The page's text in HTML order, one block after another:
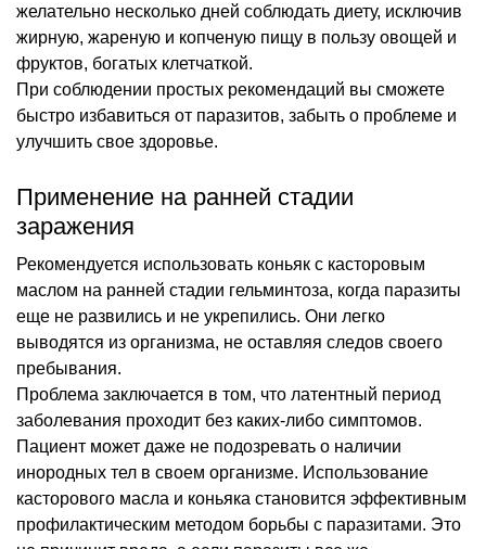
желательно несколько дней соблюдать диету, исключив
жирную, жареную и копченую пищу в пользу овощей и
фруктов, богатых клетчаткой.
При соблюдении простых рекомендаций вы сможете
быстро избавиться от паразитов, забыть о проблеме и
улучшить свое здоровье.
Применение на ранней стадии
заражения
Рекомендуется использовать коньяк с касторовым
маслом на ранней стадии гельминтоза, когда паразиты
еще не развились и не укрепились. Они легко
выводятся из организма, не оставляя следов своего
пребывания.
Проблема заключается в том, что латентный период
заболевания проходит без каких-либо симптомов.
Пациент может даже не подозревать о наличии
инородных тел в своем организме. Использование
касторового масла и коньяка становится эффективным
профилактическим методом борьбы с паразитами. Это